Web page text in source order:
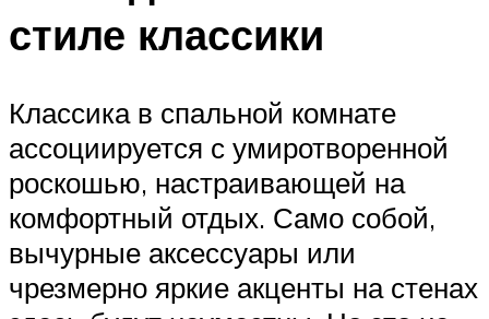
стиле классики
Классика в спальной комнате
ассоциируется с умиротворенной
роскошью, настраивающей на
комфортный отдых. Само собой,
вычурные аксессуары или
чрезмерно яркие акценты на стенах